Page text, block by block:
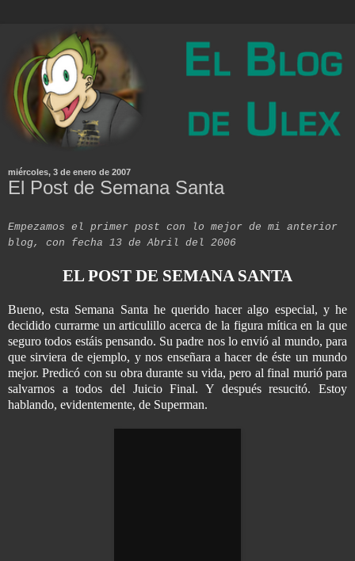
miércoles, 3 de enero de 2007
El Post de Semana Santa
Empezamos el primer post con lo mejor de mi anterior
blog, con fecha 13 de Abril del 2006
EL POST DE SEMANA SANTA
Bueno, esta Semana Santa he querido hacer algo especial, y he
decidido currarme un articulillo acerca de la figura mítica en la que
seguro todos estáis pensando. Su padre nos lo envió al mundo, para
que sirviera de ejemplo, y nos enseñara a hacer de éste un mundo
mejor. Predicó con su obra durante su vida, pero al final murió para
salvarnos a todos del Juicio Final. Y después resucitó. Estoy
hablando, evidentemente, de Superman.